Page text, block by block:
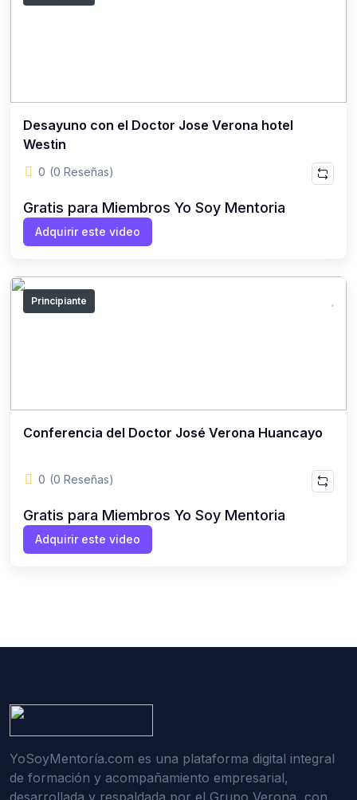
Desayuno con el Doctor Jose Verona hotel
Westin
0 (0 Reseñas)
Gratis para Miembros Yo Soy Mentoria
Adquirir este video
Principiante
Conferencia del Doctor José Verona Huancayo
0 (0 Reseñas)
Gratis para Miembros Yo Soy Mentoria
Adquirir este video
YoSoyMentoría.com es una plataforma digital integral
de formación y acompañamiento empresarial,
desarrollada y respaldada por el Grupo Verona, con